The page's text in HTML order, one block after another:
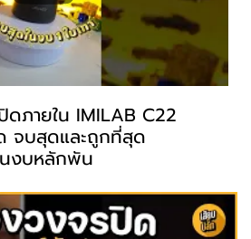
ภายใน IMILAB C22
จบสุดและถูกที่สุด
งบหลักพัน